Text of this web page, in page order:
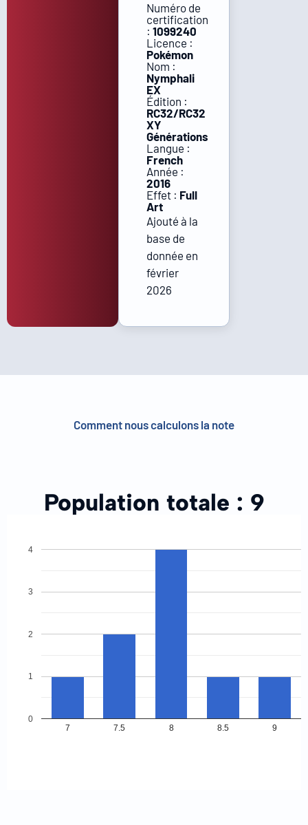
Numéro de
certification
: 1099240
Licence :
Pokémon
Nom :
Nymphali
EX
Édition :
RC32/RC32
XY
Générations
Langue :
French
Année :
2016
Effet : Full
Art
Ajouté à la
base de
donnée en
février
2026
Comment nous calculons la note
Population totale : 9
7 7.5 8 8.5 9
0
1
2
3
4